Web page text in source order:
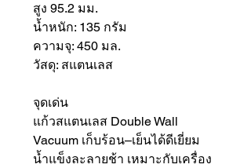
สูง 95.2 มม.
น้ำหนัก: 135 กรัม
ความจุ: 450 มล.
วัสดุ: สแตนเลส
จุดเด่น
แก้วสแตนเลส Double Wall
Vacuum เก็บร้อน–เย็นได้ดีเยี่ยม
น้ำแข็งละลายช้า เหมาะกับเครื่อง